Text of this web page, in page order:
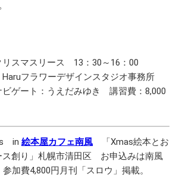
リスマスリース 13：30～16：00
フラワーデザインスタジオ事務所
ゲート：うえだみゆき 講習費：8,000
in 絵本屋カフェ南風 「Xmas絵本とお
ス創り」札幌市清田区 お申込みは南風
加費4,800円月刊「スロウ」掲載。